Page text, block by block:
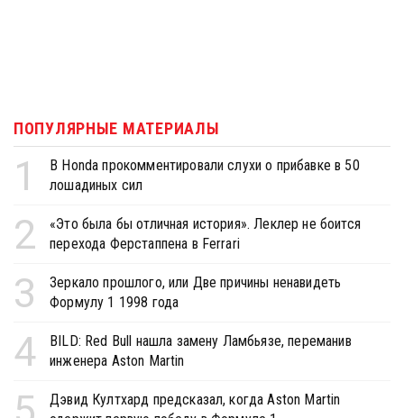
ПОПУЛЯРНЫЕ МАТЕРИАЛЫ
1
В Honda прокомментировали слухи о прибавке в 50
лошадиных сил
2
«Это была бы отличная история». Леклер не боится
перехода Ферстаппена в Ferrari
3
Зеркало прошлого, или Две причины ненавидеть
Формулу 1 1998 года
4
BILD: Red Bull нашла замену Ламбьязе, переманив
инженера Aston Martin
Дэвид Култхард предсказал, когда Aston Martin